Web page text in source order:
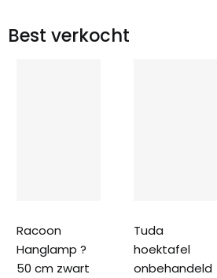
Best verkocht
Racoon
Hanglamp ?
50 cm zwart
Tuda
hoektafel
onbehandeld